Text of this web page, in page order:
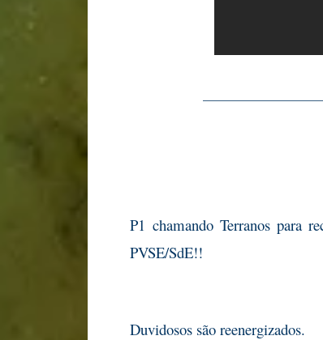
P1 chamando Terranos para
PVSE/SdE!!
Duvidosos são reenergizados.